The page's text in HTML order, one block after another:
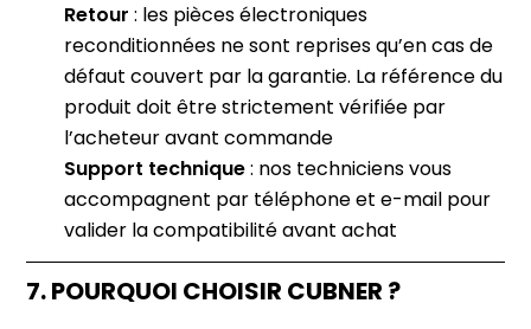
Retour: les pièces électroniques
reconditionnées ne sont reprises qu’en cas de
défaut couvert par la garantie. La référence du
produit doit être strictement vérifiée par
l’acheteur avant commande
Support technique: nos techniciens vous
accompagnent par téléphone et e-mail pour
valider la compatibilité avant achat
7. POURQUOI CHOISIR CUBNER ?